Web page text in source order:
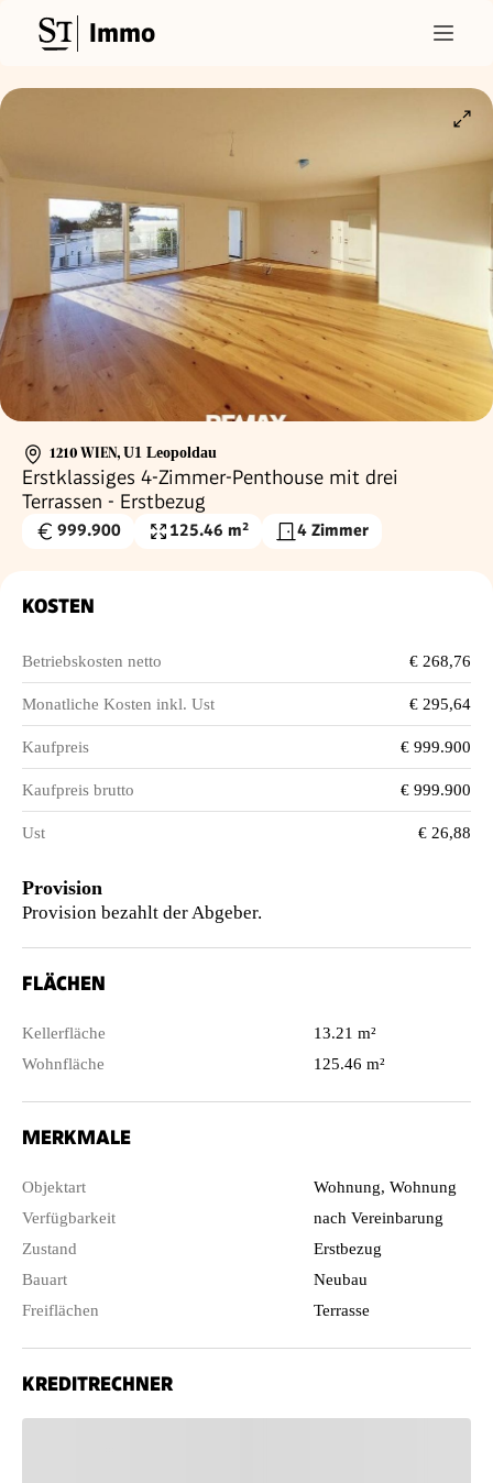
Immo
1210 WIEN, U1 Leopoldau
Erstklassiges 4-Zimmer-Penthouse mit drei
Terrassen - Erstbezug
Kaufpreis
999.900
Wohnfläche
125.46 m² 4 Zimmer
KOSTEN
Betriebskosten netto € 268,76
Monatliche Kosten inkl. Ust € 295,64
Kaufpreis € 999.900
Kaufpreis brutto € 999.900
Ust € 26,88
Provision
Provision bezahlt der Abgeber.
FLÄCHEN
Kellerfläche
13.21 m²
Wohnfläche
125.46 m²
MERKMALE
Objektart
Wohnung, Wohnung
Verfügbarkeit
nach Vereinbarung
Zustand
Erstbezug
Bauart
Neubau
Freiflächen
Terrasse
KREDITRECHNER